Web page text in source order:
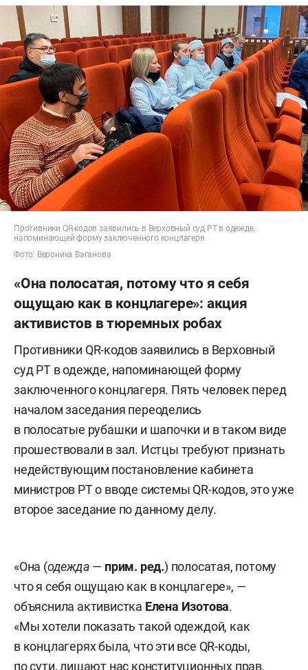
Противники QR-кодов заявились в Верховный суд РТ в одежде,
напоминающей форму заключенного концлагеря
Фото: Вероника Ваганова
«Она полосатая, потому что я себя
ощущаю как в концлагере»: акция
активистов в тюремных робах
Противники QR-кодов заявились в Верховный
суд РТ в одежде, напоминающей форму
заключенного концлагеря. Пять человек перед
началом заседания переоделись
в полосатые рубашки и шапочки и в таком виде
прошествовали в зал. Истцы требуют признать
недействующим постановление кабинета
министров РТ о вводе системы QR-кодов, это уже
второе заседание по данному делу.
«Она (одежда — прим. ред.) полосатая, потому
что я себя ощущаю как в концлагере», —
объяснила активистка Елена Изотова.
«Мы хотели показать такой одеждой, как
в концлагерях была, что эти все QR-коды,
по сути, лишают нас конституционных прав,